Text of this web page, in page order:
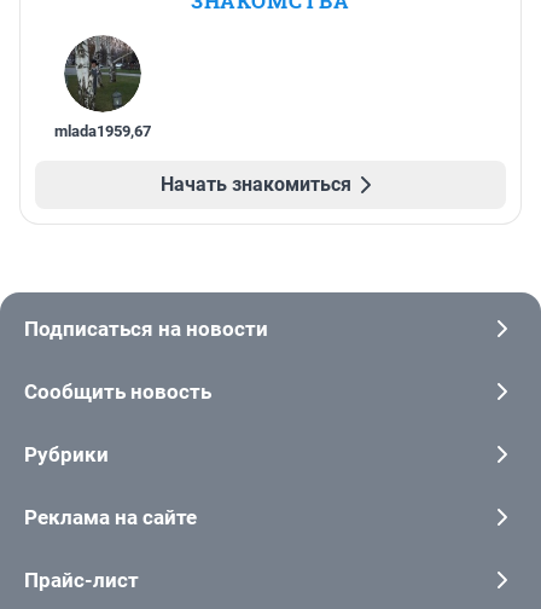
mlada1959,67
Начать знакомиться
Подписаться на новости
Сообщить новость
Рубрики
Реклама на сайте
Прайс-лист